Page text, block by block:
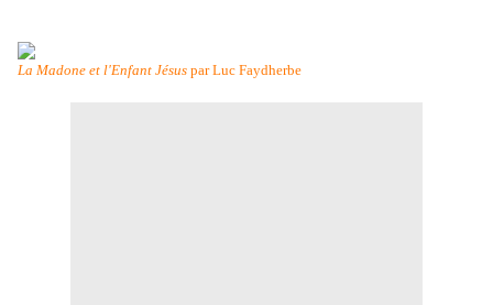
La Madone et l'Enfant Jésus par Luc Faydherbe